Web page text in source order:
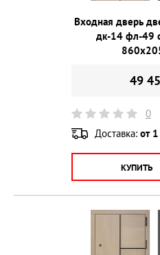
Входная дверь
дк-14 фл-49
49
0
Доставка: от
КУПИТЬ